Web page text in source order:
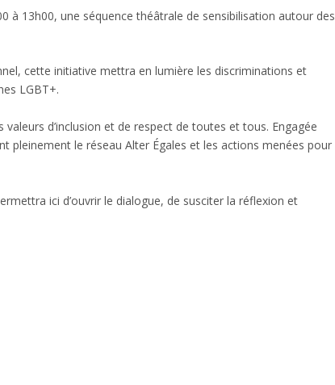
à 13h00, une séquence théâtrale de sensibilisation autour des
cette initiative mettra en lumière les discriminations et
LGBT+.
d’inclusion et de respect de toutes et tous. Engagée
pleinement le réseau Alter Égales et les actions menées pour
ici d’ouvrir le dialogue, de susciter la réflexion et